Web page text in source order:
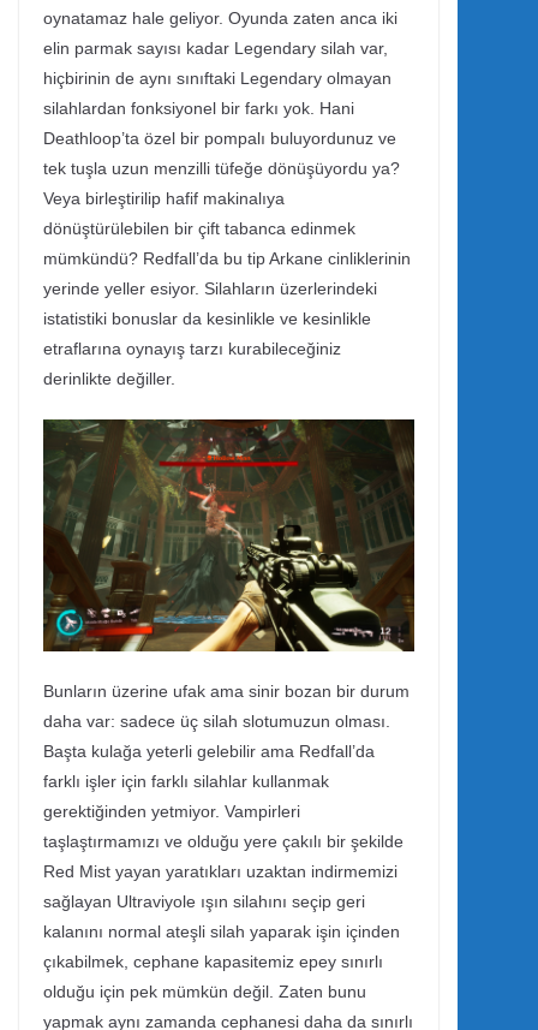
oynatamaz hale geliyor. Oyunda zaten anca iki
elin parmak sayısı kadar Legendary silah var,
hiçbirinin de aynı sınıftaki Legendary olmayan
silahlardan fonksiyonel bir farkı yok. Hani
Deathloop’ta özel bir pompalı buluyordunuz ve
tek tuşla uzun menzilli tüfeğe dönüşüyordu ya?
Veya birleştirilip hafif makinalıya
dönüştürülebilen bir çift tabanca edinmek
mümkündü? Redfall’da bu tip Arkane cinliklerinin
yerinde yeller esiyor. Silahların üzerlerindeki
istatistiki bonuslar da kesinlikle ve kesinlikle
etraflarına oynayış tarzı kurabileceğiniz
derinlikte değiller.
Bunların üzerine ufak ama sinir bozan bir durum
daha var: sadece üç silah slotumuzun olması.
Başta kulağa yeterli gelebilir ama Redfall’da
farklı işler için farklı silahlar kullanmak
gerektiğinden yetmiyor. Vampirleri
taşlaştırmamızı ve olduğu yere çakılı bir şekilde
Red Mist yayan yaratıkları uzaktan indirmemizi
sağlayan Ultraviyole ışın silahını seçip geri
kalanını normal ateşli silah yaparak işin içinden
çıkabilmek, cephane kapasitemiz epey sınırlı
olduğu için pek mümkün değil. Zaten bunu
yapmak aynı zamanda cephanesi daha da sınırlı